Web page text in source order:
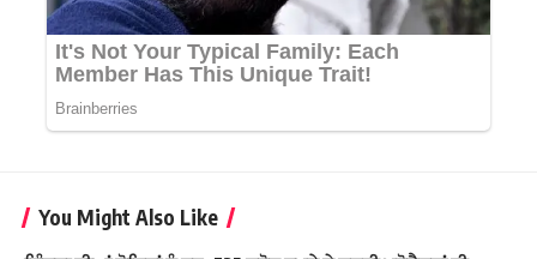
You Might Also Like